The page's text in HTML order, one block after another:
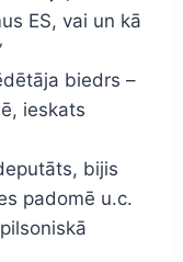
ES, vai un kā
biedrs –
ieskats
bijis
padomē u.c.